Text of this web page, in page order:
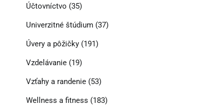
Účtovníctvo (35)
Univerzitné štúdium(37)
Úvery a pôžičky(191)
Vzdelávanie(19)
Vzťahy a randenie(53)
Wellness a fitness (183)